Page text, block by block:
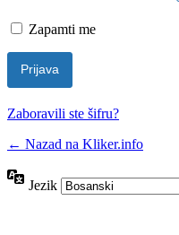
Zapamti me
Zaboravili ste šifru?
← Nazad na Kliker.info
Jezik